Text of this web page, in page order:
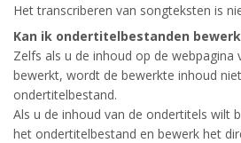
Het transcriberen van songteksten is
Kan ik ondertitelbestanden
Zelfs als u de inhoud op de webpagina
bewerkt, wordt de bewerkte inhoud
ondertitelbestand.
Als u de inhoud van de ondertitels wilt
het ondertitelbestand en bewerk het